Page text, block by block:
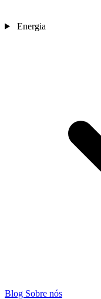
Energia
Blog Sobre nós